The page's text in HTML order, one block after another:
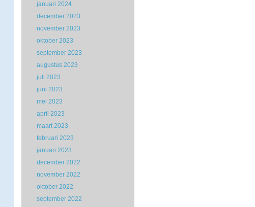
januari 2024
december 2023
november 2023
oktober 2023
september 2023
augustus 2023
juli 2023
juni 2023
mei 2023
april 2023
maart 2023
februari 2023
januari 2023
december 2022
november 2022
oktober 2022
september 2022